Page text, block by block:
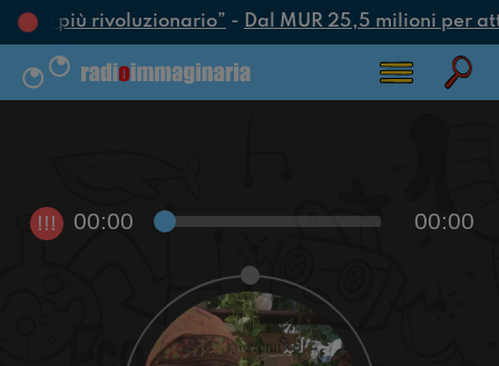
più rivoluzionario”- Dal MUR 25,5 milioni per
!!! 00:00 00:00